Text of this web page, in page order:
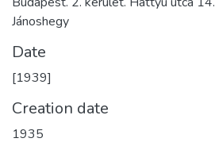
Jánoshegy
Date
[1939]
Creation date
1935